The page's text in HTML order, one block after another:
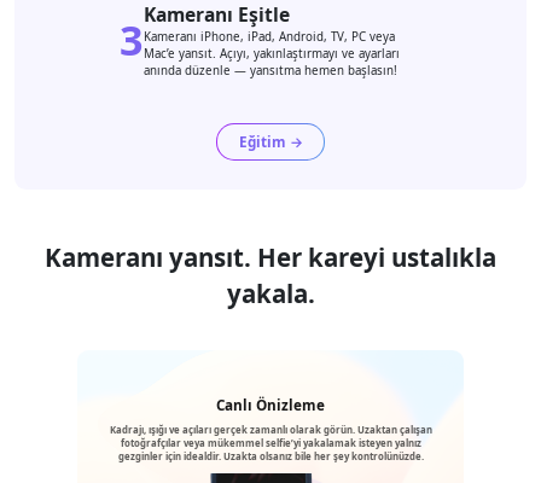
3Kameranı Eşitle
Kameranı iPhone, iPad, Android, TV, PC veya
Mac’e yansıt. Açıyı, yakınlaştırmayı ve ayarları
anında düzenle — yansıtma hemen başlasın!
Eğitim →
Kameranı yansıt. Her kareyi ustalıkla
yakala.
Canlı Önizleme
Kadrajı, ışığı ve açıları gerçek zamanlı olarak görün. Uzaktan çalışan
fotoğrafçılar veya mükemmel selfie’yi yakalamak isteyen yalnız
gezginler için idealdir. Uzakta olsanız bile her şey kontrolünüzde.